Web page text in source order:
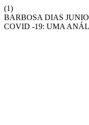
(1)
BARBOSA DIAS
COVID -19: UMA